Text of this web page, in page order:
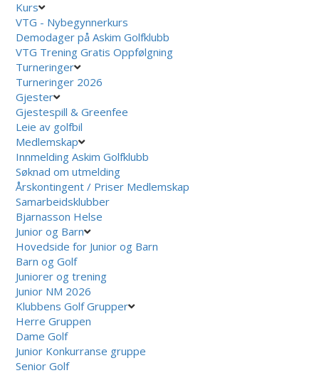
Kurs
VTG - Nybegynnerkurs
Demodager på Askim Golfklubb
VTG Trening Gratis Oppfølgning
Turneringer
Turneringer 2026
Gjester
Gjestespill & Greenfee
Leie av golfbil
Medlemskap
Innmelding Askim Golfklubb
Søknad om utmelding
Årskontingent / Priser Medlemskap
Samarbeidsklubber
Bjarnasson Helse
Junior og Barn
Hovedside for Junior og Barn
Barn og Golf
Juniorer og trening
Junior NM 2026
Klubbens Golf Grupper
Herre Gruppen
Dame Golf
Junior Konkurranse gruppe
Senior Golf